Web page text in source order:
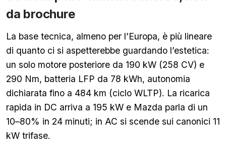
da brochure
La base tecnica, almeno per l’Europa, è più lineare
di quanto ci si aspetterebbe guardando l’estetica:
un solo motore posteriore da 190 kW (258 CV) e
290 Nm, batteria LFP da 78 kWh, autonomia
dichiarata fino a 484 km (ciclo WLTP). La ricarica
rapida in DC arriva a 195 kW e Mazda parla di un
10–80% in 24 minuti; in AC si scende sui canonici 11
kW trifase.